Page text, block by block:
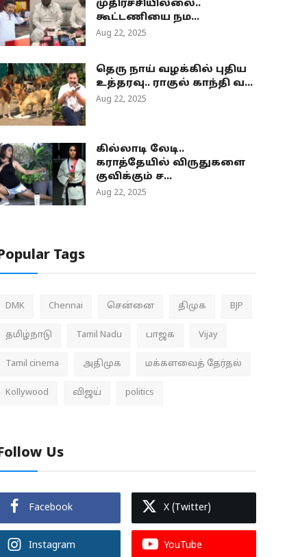
முதிர்ச்சியில்லை..
கூட்டணியை நம...
Aug 22, 2025
தெரு நாய் வழக்கில் புதிய
உத்தரவு.. ராகுல் காந்தி வ...
Aug 22, 2025
கில்லாடி லேடி..
கராத்தேயில் விருதுகளை
குவிக்கும் ச...
Aug 22, 2025
Tags
DMK Chennai சென்னை திமுக BJP
தமிழ்நாடு Tamil Nadu பாஜக Vijay
Tamil cinema அதிமுக மக்களவைத் தேர்தல்
Kollywood விஜய் politics
Us
Facebook X (Twitter)
Instagram YouTube